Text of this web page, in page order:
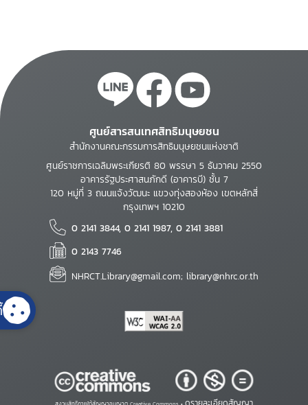
ศูนย์สารสนเทศสิทธิมนุษยชน
สำนักงานคณะกรรมการสิทธิมนุษยชนแห่งชาติ
ศูนย์ราชการเฉลิมพระเกียรติ 80 พรรษา 5 ธันวาคม 2550
อาคารรัฐประศาสนภักดี (อาคารบี) ชั้น 7
120 หมู่ที่ 3 ถนนแจ้งวัฒนะ แขวงทุ่งสองห้อง เขตหลักสี่
กรุงเทพฯ 10210
0 2141 3844, 0 2141 1987, 0 2141 3881
0 2143 7746
NHRCT.Library@gmail.com; library@nhrc.or.th